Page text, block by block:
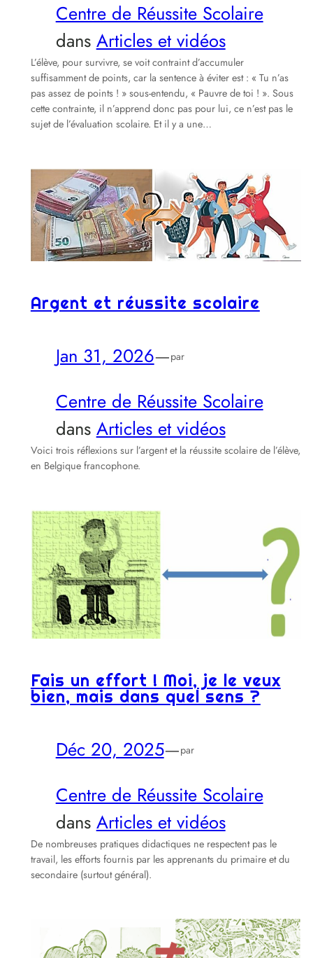
Centre de Réussite Scolaire
dans Articles et vidéos
L’élève, pour survivre, se voit contraint d’accumuler
suffisamment de points, car la sentence à éviter est : « Tu n’as
pas assez de points ! » sous-entendu, « Pauvre de toi ! ». Sous
cette contrainte, il n’apprend donc pas pour lui, ce n’est pas le
sujet de l’évaluation scolaire. Et il y a une…
Argent et réussite scolaire
Jan 31, 2026—par
Centre de Réussite Scolaire
dans Articles et vidéos
Voici trois réflexions sur l’argent et la réussite scolaire de l’élève,
en Belgique francophone.
Fais un effort ! Moi, je le veux
bien, mais dans quel sens ?
Déc 20, 2025—par
Centre de Réussite Scolaire
dans Articles et vidéos
De nombreuses pratiques didactiques ne respectent pas le
travail, les efforts fournis par les apprenants du primaire et du
secondaire (surtout général).